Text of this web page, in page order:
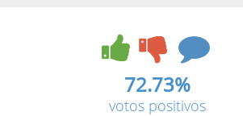
72.73%
votos positivos